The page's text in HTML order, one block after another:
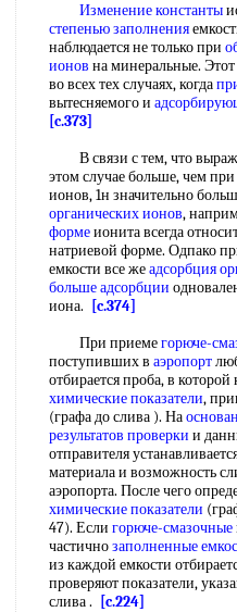
Изменение константы
степенью заполнения
наблюдается не только при
ионов на минеральные.
во всех тех случаях, когда
вытесняемого и
[c.373]
В связи с тем, что
этом случае больше, чем
ионов, 1н значительно
органических ионов,
формеионита всегда
натриевой форме. Одпако
емкости все жеадсорбция
больше адсорбции
иона.
[c.374]
При приемегорюче-
поступивших в аэропорт
отбирается проба, в
химические показатели,
(графа до слива ). На
результатов проверки и
отправителя
материала и возможность
аэропорта. После чего
химические показатели
47). Если горюче-смазочные
частичнозаполненные
из каждой емкости
проверяют показатели,
слива .
[c.224]